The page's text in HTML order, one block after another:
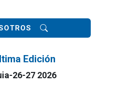
Edición
26-27 2026